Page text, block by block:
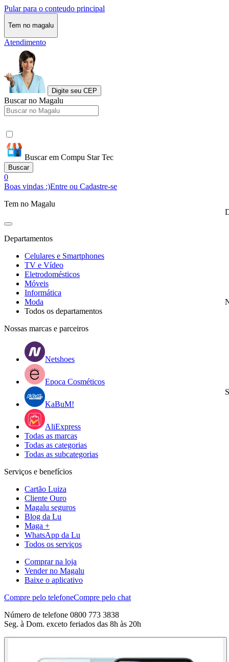
Pular para o conteudo principal
Tem no magalu
Atendimento
Digite seu CEP
Buscar no Magalu
Buscar em Compu Star Tec
Buscar
0
Boas vindas :)Entre ou Cadastre-se
Tem no Magalu
Departamentos
Celulares e Smartphones
TV e Vídeo
Eletrodomésticos
Móveis
Informática
Moda
Todos os departamentos
Nossas marcas e parceiros
Netshoes
Epoca Cosméticos
KaBuM!
AliExpress
Todas as marcas
Todas as categorias
Todas as subcategorias
Serviços e benefícios
Cartão Luiza
Cliente Ouro
Magalu seguros
Blog da Lu
Maga +
WhatsApp da Lu
Todos os serviços
Comprar na loja
Vender no Magalu
Baixe o aplicativo
Compre pelo telefoneCompre pelo chat
Número de telefone 0800 773 3838
Seg. à Dom. exceto feriados das 8h às 20h